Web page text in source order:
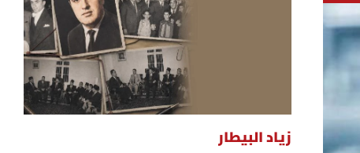
زياد البيطار